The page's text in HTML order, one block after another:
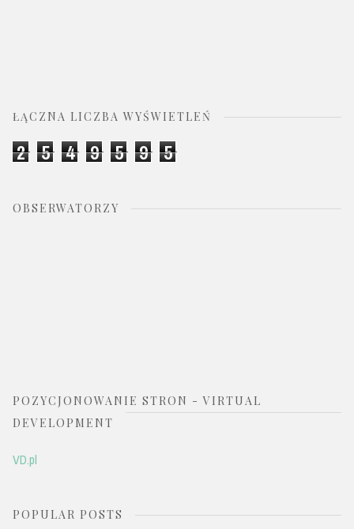
ŁĄCZNA LICZBA WYŚWIETLEŃ
2 5 4 9 5 9 5
OBSERWATORZY
POZYCJONOWANIE STRON - VIRTUAL
DEVELOPMENT
VD.pl
POPULAR POSTS